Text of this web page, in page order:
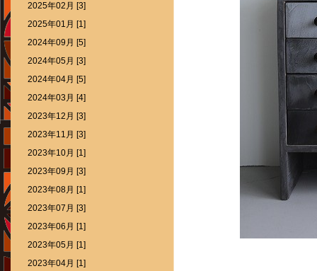
2025年02月 [3]
2025年01月 [1]
2024年09月 [5]
2024年05月 [3]
2024年04月 [5]
2024年03月 [4]
2023年12月 [3]
2023年11月 [3]
2023年10月 [1]
2023年09月 [3]
2023年08月 [1]
2023年07月 [3]
2023年06月 [1]
2023年05月 [1]
2023年04月 [1]